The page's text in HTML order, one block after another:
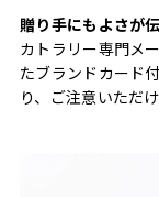
贈り手にもよさが
カトラリー専門メ
たブランドカード
り、ご注意いただ